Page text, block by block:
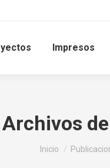
Impresos
Archivos
Estás aquí:
Inicio